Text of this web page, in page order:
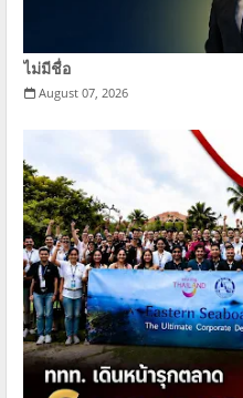
ไม่มีชื่อ
August 07, 2026